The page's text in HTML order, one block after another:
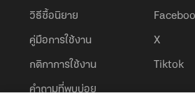
วิธีซื้อนิยาย
คู่มือการใช้งาน
กติกาการใช้งาน
คำถามที่พบบ่อย
X
Tiktok